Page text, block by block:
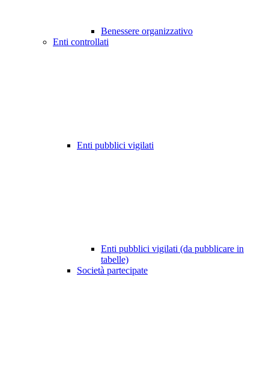
Benessere organizzativo
Enti controllati
Enti pubblici vigilati
Enti pubblici vigilati (da pubblicare in
tabelle)
Società partecipate